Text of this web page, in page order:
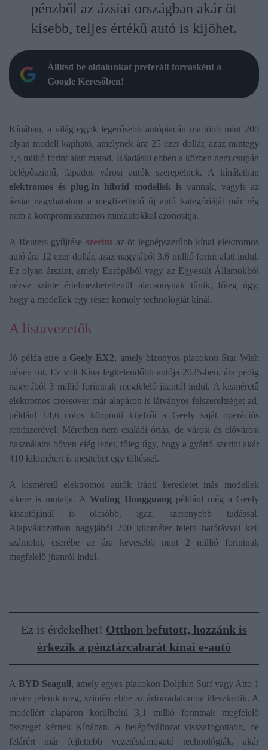
pénzből az ázsiai országban akár öt
kisebb, teljes értékű autó is kijöhet.
Állítsd be oldalunkat preferált forrásként a
Google Keresőben!
Kínában, a világ egyik legerősebb autópiacán ma több mint 200
olyan modell kapható, amelynek ára 25 ezer dollár, azaz mintegy
7,5 millió forint alatt marad. Ráadásul ebben a körben nem csupán
belépőszintű, fapados városi autók szerepelnek. A kínálatban
elektromos és plug-in hibrid modellek isvannak, vagyis az
ázsiai nagyhatalom a megfizethető új autó kategóriáját már rég
nem a kompromisszumos miniautókkal azonosítja.
A Reuters gyűjtése szerintaz öt legnépszerűbb kínai elektromos
autó ára 12 ezer dollár, azaz nagyjából 3,6 millió forint alatt indul.
Ez olyan árszint, amely Európából vagy az Egyesült Államokból
nézve szinte értelmezhetetlenül alacsonynak tűnik, főleg úgy,
hogy a modellek egy része komoly technológiát kínál.
A listavezetők
Jó példa erre a Geely EX2, amely bizonyos piacokon Star Wish
néven fut. Ez volt Kína legkelendőbb autója 2025-ben, ára pedig
nagyjából 3 millió forintnak megfelelő jüantól indul. A kisméretű
elektromos crossover már alapáron is látványos felszereltséget ad,
például 14,6 colos központi kijelzőt a Geely saját operációs
rendszerével. Méretben nem családi óriás, de városi és elővárosi
használatra bőven elég lehet, főleg úgy, hogy a gyártó szerint akár
410 kilométert is megtehet egy töltéssel.
A kisméretű elektromos autók iránti keresletet más modellek
sikere is mutatja. AWuling Hongguang például még a Geely
kisautójánál is olcsóbb, igaz, szerényebb tudással.
Alapváltozatban nagyjából 200 kilométer feletti hatótávval kell
számolni, cserébe az ára kevesebb mint 2 millió forintnak
megfelelő jüanról indul.
Ez is érdekelhet! Otthon befutott, hozzánk is
érkezik a pénztárcabarát kínai e-autó
A BYD Seagull, amely egyes piacokon Dolphin Surf vagy Atto 1
néven jelenik meg, szintén ebbe az árforradalomba illeszkedik. A
modellért alapáron körülbelül 3,1 millió forintnak megfelelő
összeget kérnek Kínában. A belépőváltozat visszafogottabb, de
felárért már fejlettebb vezetéstámogató technológiák, akár